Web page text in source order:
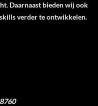
Daarnaast bieden wij ook
verder te ontwikkelen.